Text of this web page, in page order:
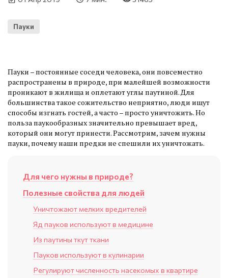
Пауки
Пауки – постоянные соседи человека, они повсеместно
распространены в природе, при малейшей возможности
проникают в жилища и оплетают углы паутиной. Для
большинства такое сожительство неприятно, люди ищут
способы изгнать гостей, а часто – просто уничтожить. Но
польза паукообразных значительно превышает вред,
который они могут принести. Рассмотрим, зачем нужны
пауки, почему наши предки не спешили их уничтожать.
Для чего нужны в природе?
Полезные свойства для людей
Уничтожают мелких вредителей
Яд пауков используют в медицине
Из паутины ткут ткани
Пауков используют в кулинарии
Регулируют численность насекомых в квартире